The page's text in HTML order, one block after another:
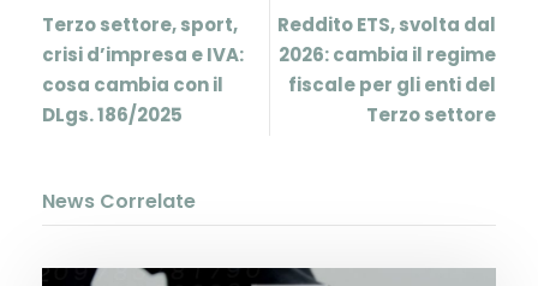
Terzo settore, sport,
crisi d’impresa e IVA:
cosa cambia con il
DLgs. 186/2025
Reddito ETS, svolta dal
2026: cambia il regime
fiscale per gli enti del
Terzo settore
News Correlate